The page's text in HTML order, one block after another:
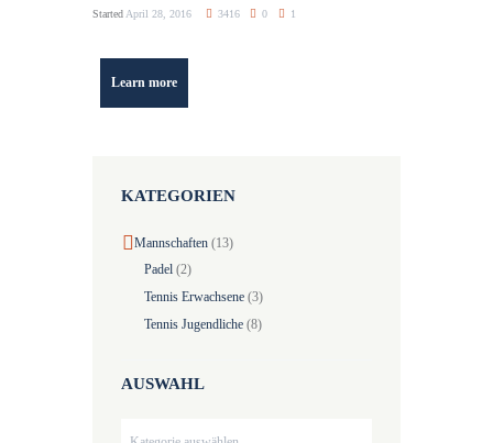
Started April 28, 2016 3416 0 1
Learn more
KATEGORIEN
Mannschaften (13)
Padel(2)
Tennis Erwachsene(3)
Tennis Jugendliche(8)
AUSWAHL